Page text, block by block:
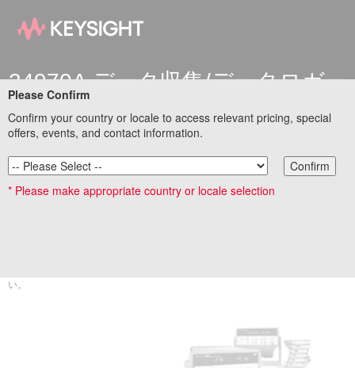
34970A データ収集/データロガー
からDAQ970Aへの置き換え
34970A / 34972Aの販売終了のお知らせ
キーサイトは、25年以上にわたってデータ収集(DAQ)/データロガー/スイッチン
い。
Please Confirm
Confirm your country or locale to access relevant pricing, special
offers, events, and contact information.
Confirm
* Please make appropriate country or locale selection